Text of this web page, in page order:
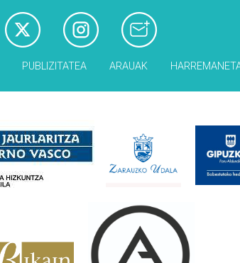
PUBLIZITATEA ARAUAK